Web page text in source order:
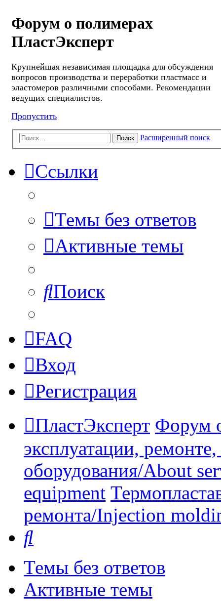
Форум о полимерах
ПластЭксперт
Крупнейшая независимая площадка для обсуждения
вопросов производства и переработки пластмасс и
эластомеров различными способами. Рекомендации
ведущих специалистов.
Пропустить
Поиск Расширенный поиск
Ссылки
Темы без ответов
Активные темы
Поиск
FAQ
Вход
Регистрация
ПластЭксперт Форум
эксплуатации,
оборудования/About
equipment
ремонта/Injection
Темы без ответов
Активные темы